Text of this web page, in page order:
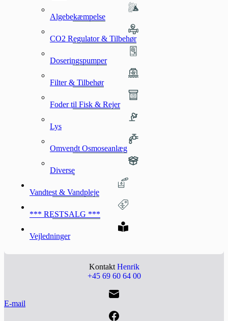
Algebekæmpelse
CO2 Regulator & Tilbehør
Doseringspumper
Filter & Tilbehør
Foder til Fisk & Rejer
Lys
Omvendt Osmoseanlæg
Diverse
Vandtest & Vandpleje
*** RESTSALG ***
Vejledninger
Kontakt Henrik
+45 69 60 64 00
E-mail